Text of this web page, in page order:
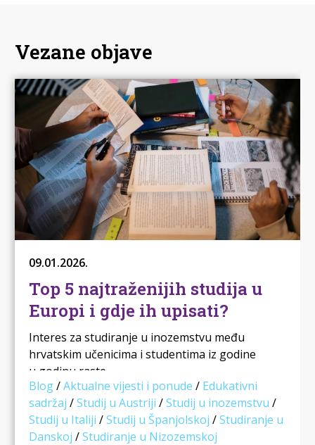
Vezane objave
09.01.2026.
Top 5 najtraženijih studija u
Europi i gdje ih upisati?
Interes za studiranje u inozemstvu među
hrvatskim učenicima i studentima iz godine
u godinu raste. …
Blog/Aktualne vijesti i ponude / Edukativni
sadržaj /Studij u Austriji /Studij u inozemstvu /
Studij u Italiji /Studij u Španjolskoj /Studiranje u
Danskoj /Studiranje u Nizozemskoj